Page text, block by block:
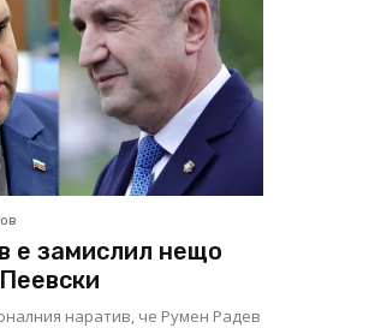
е замислил нещо
наратив, че Румен Радев